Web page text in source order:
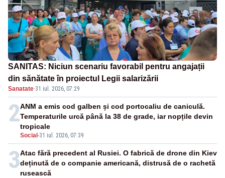
SANITAS: Niciun scenariu favorabil pentru angajații
din sănătate în proiectul Legii salarizării
Sanatate·31 iul. 2026, 07:29
2
Social -31 iul. 2026, 07:39
ANM a emis cod galben și cod portocaliu de caniculă.
Temperaturile urcă până la 38 de grade, iar nopțile devin
tropicale
3Atac fără precedent al Rusiei. O fabrică de drone din Kiev
deținută de o companie americană, distrusă de o rachetă
rusească